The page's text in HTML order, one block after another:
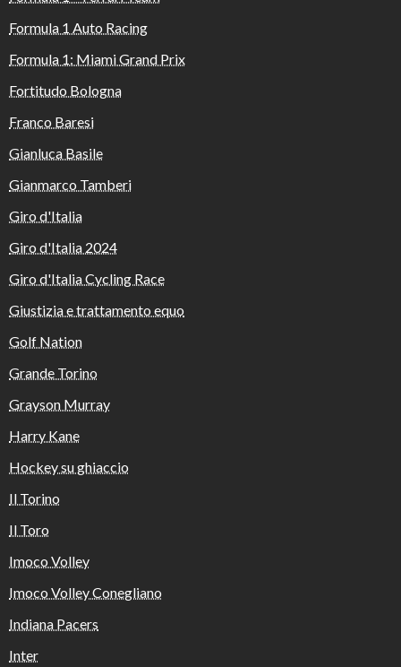
Formula 1 Auto Racing
Formula 1: Miami Grand Prix
Fortitudo Bologna
Franco Baresi
Gianluca Basile
Gianmarco Tamberi
Giro d'Italia
Giro d'Italia 2024
Giro d'Italia Cycling Race
Giustizia e trattamento equo
Golf Nation
Grande Torino
Grayson Murray
Harry Kane
Hockey su ghiaccio
Il Torino
Il Toro
Imoco Volley
Imoco Volley Conegliano
Indiana Pacers
Inter